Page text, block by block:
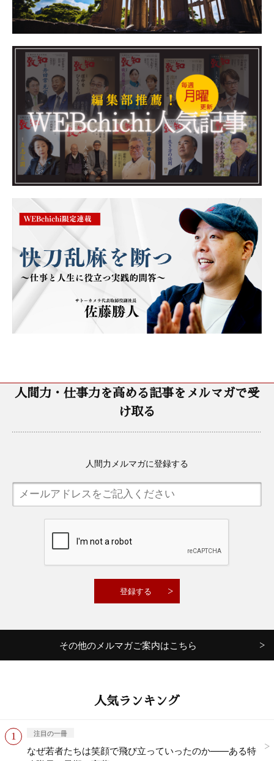
人間力・仕事力を高める記事をメルマガで受
け取る
人間力メルマガに登録する
その他のメルマガご案内はこちら
人気ランキング
注目の一冊
なぜ若者たちは笑顔で飛び立っていったのか——ある特